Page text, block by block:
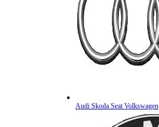
Audi Skoda Seat Volkswagen